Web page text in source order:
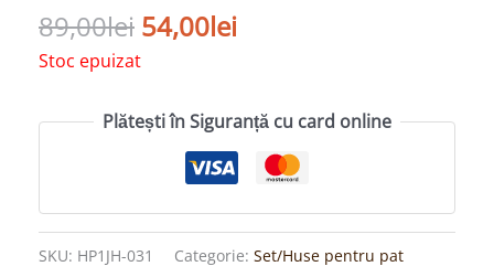
89,00lei 54,00lei
Stoc epuizat
Plătești în Siguranță cu card online
SKU: HP1JH-031 Categorie: Set/Huse pentru pat